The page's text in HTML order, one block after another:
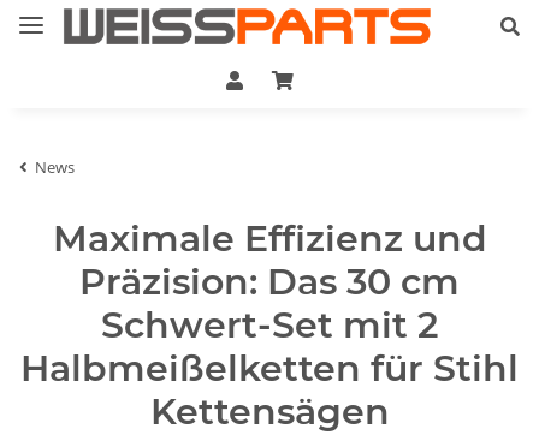
News
Maximale Effizienz und
Präzision: Das 30 cm
Schwert-Set mit 2
Halbmeißelketten für Stihl
Kettensägen